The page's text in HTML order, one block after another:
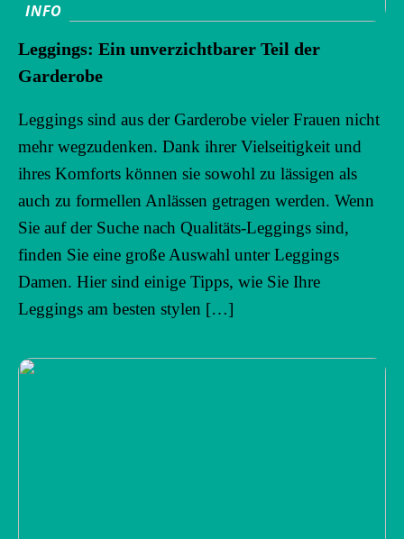
INFO
Leggings: Ein unverzichtbarer Teil der
Garderobe
Leggings sind aus der Garderobe vieler Frauen nicht
mehr wegzudenken. Dank ihrer Vielseitigkeit und
ihres Komforts können sie sowohl zu lässigen als
auch zu formellen Anlässen getragen werden. Wenn
Sie auf der Suche nach Qualitäts-Leggings sind,
finden Sie eine große Auswahl unter Leggings
Damen. Hier sind einige Tipps, wie Sie Ihre
Leggings am besten stylen […]